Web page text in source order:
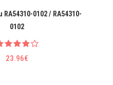
0102 / RA54310-
0102
23.96€